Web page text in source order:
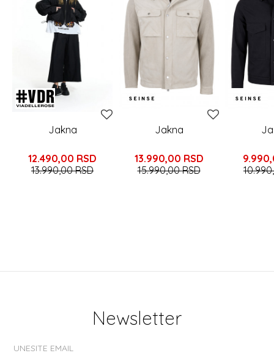
Jakna
12.490,00 RSD
13.990,00RSD
Jakna
13.990,00 RSD
15.990,00RSD
Newsletter